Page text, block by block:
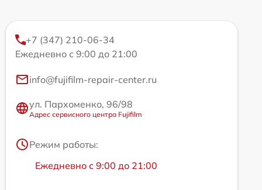
+7 (347) 210-06-34
Ежедневно с 9:00 до 21:00
info@fujifilm-repair-center.ru
ул. Пархоменко, 96/98
Адрес сервисного центра Fujifilm
Режим работы:
Ежедневно с 9:00 до 21:00